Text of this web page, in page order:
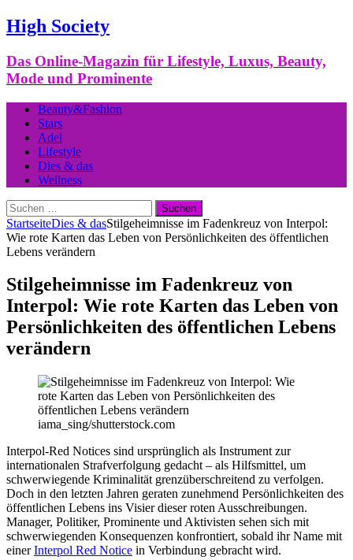
High Society
Das Online-Magazin für Lifestyle, Luxus, Beauty,
Mode und Prominente
Beauty&Fashion
Stars
Adel
Lifestyle
Dies & das
Wellness
Suchen
nach:
StartseiteDies & dasStilgeheimnisse im Fadenkreuz von Interpol:
Wie rote Karten das Leben von Persönlichkeiten des öffentlichen
Lebens verändern
Stilgeheimnisse im Fadenkreuz von
Interpol: Wie rote Karten das Leben von
Persönlichkeiten des öffentlichen Lebens
verändern
iama_sing/shutterstock.com
Interpol-Red Notices sind ursprünglich als Instrument zur
internationalen Strafverfolgung gedacht – als Hilfsmittel, um
schwerwiegende Kriminalität grenzüberschreitend zu verfolgen.
Doch in den letzten Jahren geraten zunehmend Persönlichkeiten des
öffentlichen Lebens ins Visier dieser roten Ausschreibungen.
Manager, Politiker, Prominente und Aktivisten sehen sich mit
schwerwiegenden Konsequenzen konfrontiert, sobald ihr Name mit
einerInterpol Red Notice in Verbindung gebracht wird.